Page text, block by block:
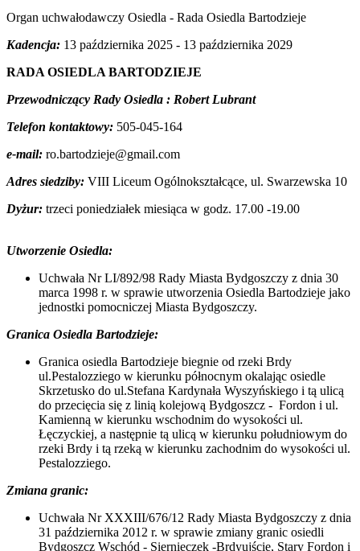
Organ uchwałodawczy Osiedla - Rada Osiedla Bartodzieje
Kadencja: 13 października 2025 - 13 października 2029
RADA OSIEDLA BARTODZIEJE
Przewodniczący Rady Osiedla : Robert Lubrant
Telefon kontaktowy: 505-045-164
e-mail: ro.bartodzieje@gmail.com
Adres siedziby: VIII Liceum Ogólnokształcące, ul. Swarzewska 10
Dyżur: trzeci poniedziałek miesiąca w godz. 17.00 -19.00
Utworzenie Osiedla:
Uchwała Nr LI/892/98 Rady Miasta Bydgoszczy z dnia 30
marca 1998 r. w sprawie utworzenia Osiedla Bartodzieje jako
jednostki pomocniczej Miasta Bydgoszczy.
Granica Osiedla Bartodzieje:
Granica osiedla Bartodzieje biegnie od rzeki Brdy
ul.Pestalozziego w kierunku północnym okalając osiedle
Skrzetusko do ul.Stefana Kardynała Wyszyńskiego i tą ulicą
do przecięcia się z linią kolejową Bydgoszcz - Fordon i ul.
Kamienną w kierunku wschodnim do wysokości ul.
Łęczyckiej, a następnie tą ulicą w kierunku południowym do
rzeki Brdy i tą rzeką w kierunku zachodnim do wysokości ul.
Pestalozziego.
Zmiana granic:
Uchwała Nr XXXIII/676/12 Rady Miasta Bydgoszczy z dnia
31 października 2012 r. w sprawie zmiany granic osiedli
Bydgoszcz Wschód - Siernieczek -Brdyujście, Stary Fordon i